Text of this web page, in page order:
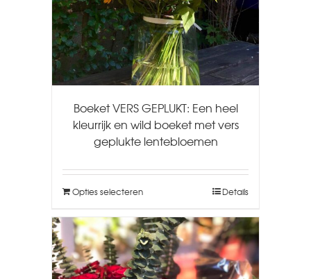
Boeket VERS GEPLUKT: Een heel
kleurrijk en wild boeket met vers
geplukte lentebloemen
Opties selecteren Details